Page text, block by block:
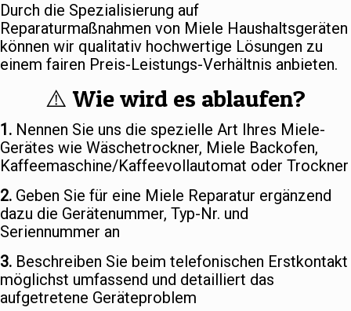
Durch die Spezialisierung auf
Reparaturmaßnahmen von Miele Haushaltsgeräten
können wir qualitativ hochwertige Lösungen zu
einem fairen Preis-Leistungs-Verhältnis anbieten.
⚠️ Wie wird es ablaufen?
1. Nennen Sie uns die spezielle Art Ihres Miele-
Gerätes wie Wäschetrockner, Miele Backofen,
Kaffeemaschine/Kaffeevollautomat oder Trockner
2. Geben Sie für eine Miele Reparatur ergänzend
dazu die Gerätenummer, Typ-Nr. und
Seriennummer an
3. Beschreiben Sie beim telefonischen Erstkontakt
möglichst umfassend und detailliert das
aufgetretene Geräteproblem